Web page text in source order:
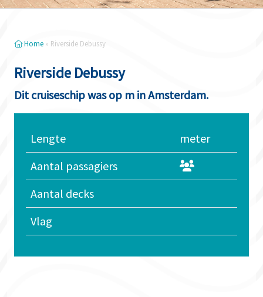
Home » Riverside Debussy
Riverside Debussy
Dit cruiseschip was op m in Amsterdam.
Lengte
meter
Aantal passagiers
Aantal decks
Vlag